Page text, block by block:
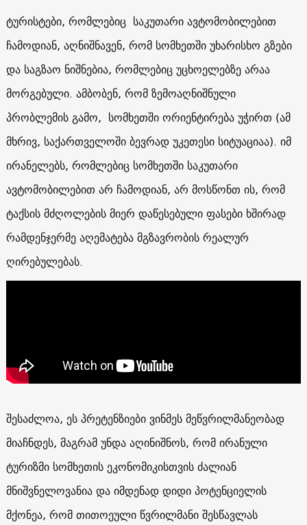
ტურისტები, რომლებიც საკუთარი ავტომობილებით
ჩამოდიან, აღნიშნავენ, რომ სომხეთში უხარისხო გზები
და საგზაო ნიშნებია, რომლებიც უცხოელებზე არაა
მორგებული. ამბობენ, რომ ზემოაღნიშნული
პრობლემის გამო, სომხეთში ორიენტირება უჭირთ (ამ
მხრივ, საქართველოში ბევრად უკეთესი სიტუაციაა). იმ
ირანელებს, რომლებიც სომხეთში საკუთარი
ავტომობილებით არ ჩამოდიან, არ მოსწონთ ის, რომ
ტაქსის მძღოლების მიერ დაწესებული ფასები ხშირად
რამდენჯერმე აღემატება მგზავრობის რეალურ
ღირებულებას.
შესაძლოა, ეს პრეტენზიები ვინმეს მეწვრილმანეობად
მიაჩნდეს, მაგრამ უნდა აღინიშნოს, რომ ირანული
ტურიზმი სომხეთის ეკონომიკისთვის ძალიან
მნიშვნელოვანია და იმდენად დიდი პოტენციელის
მქონეა, რომ თითოეული წვრილმანი შესწავლას